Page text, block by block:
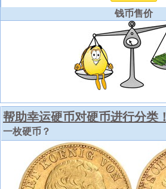
钱币售价
帮助幸运硬币对硬币进行分类！
一枚硬币？